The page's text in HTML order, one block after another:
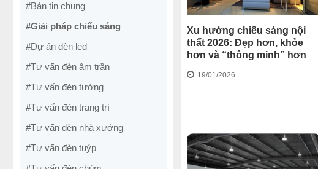
#Bản tin chung
#Giải pháp chiếu sáng
#Dự án đèn led
#Tư vấn đèn âm trần
#Tư vấn đèn tường
#Tư vấn đèn trang trí
#Tư vấn đèn nhà xưởng
#Tư vấn đèn tuýp
Xu hướng chiếu sáng nội
thất 2026: Đẹp hơn, khỏe
hơn và “thông minh” hơn
19/01/2026